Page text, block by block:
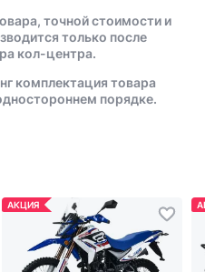
точной стоимости и
только после
кол-центра.
комплектация товара
порядке.
АКЦИЯ